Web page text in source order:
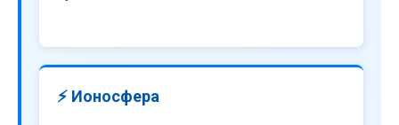
⚡ Ионосфера